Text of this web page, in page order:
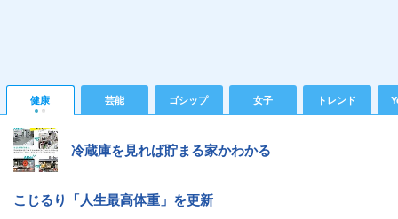
健康 芸能 ゴシップ 女子 トレンド
冷蔵庫を見れば貯まる家かわかる
こじるり「人生最高体重」を更新